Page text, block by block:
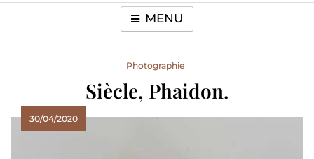
MENU
Photographie
Siècle, Phaidon.
30/04/2020